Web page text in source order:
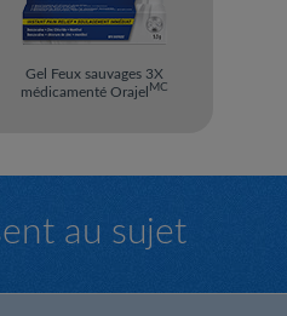
Gel Feux sauvages 3X
médicamenté Orajel MC
au sujet